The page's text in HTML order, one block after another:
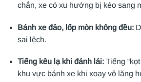
chắn, xe có xu hướng bị kéo sang
Bánh xe đảo, lốp mòn không đều:
sai lệch.
Tiếng kêu lạ khi đánh lái: Tiếng
khu vực bánh xe khi xoay vô lăng